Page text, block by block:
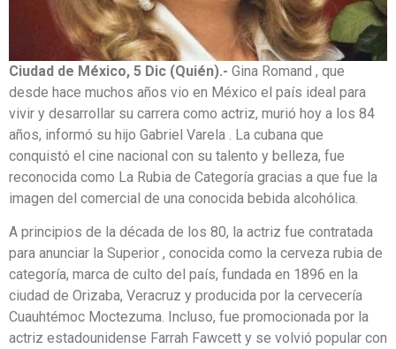
Ciudad de México, 5 Dic (Quién).- Gina Romand , que
desde hace muchos años vio en México el país ideal para
vivir y desarrollar su carrera como actriz, murió hoy a los 84
años, informó su hijo Gabriel Varela . La cubana que
conquistó el cine nacional con su talento y belleza, fue
reconocida como La Rubia de Categoría gracias a que fue la
imagen del comercial de una conocida bebida alcohólica.
A principios de la década de los 80, la actriz fue contratada
para anunciar la Superior , conocida como la cerveza rubia de
categoría, marca de culto del país, fundada en 1896 en la
ciudad de Orizaba, Veracruz y producida por la cervecería
Cuauhtémoc Moctezuma. Incluso, fue promocionada por la
actriz estadounidense Farrah Fawcett y se volvió popular con